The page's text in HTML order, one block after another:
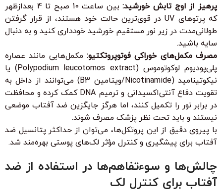
پرهیز از اوج تابش خورشید:
بین ساعت 10 صبح تا 4 بعدازظهر
که پرتوهای UV در قوی‌ترین حالت خود هستند، از قرار گرفتن
طولانی‌مدت در زیر نور مستقیم خورشید خودداری کنید و به دنبال
سایه باشید.
مصرف مکمل‌های خوراکی فوتوپروتکتیو: مکمل‌هایی مانند عصاره
پلی‌پودیوم لوکوتوموس (Polypodium leucotomos extract) یا
نیکوتینامید (Nicotinamide/ویتامین B3) می‌توانند از داخل به
تقویت دفاع آنتی‌اکسیدانی و ترمیم DNA کمک کرده و محافظت
در برابر نور را تکمیل کنند، اما هرگز جایگزین ضد آفتاب موضعی
نیستند و باید تحت نظر پزشک مصرف شوند.
با پیروی دقیق از این پروتکل‌ها، می‌توان از حداکثر پتانسیل ضد
آفتاب برای پیشگیری و کنترل مؤثر لک‌های پوستی بهره‌مند شد.
چالش‌ها و سوءتفاهم‌ها در استفاده از ضد
آفتاب برای کنترل لک